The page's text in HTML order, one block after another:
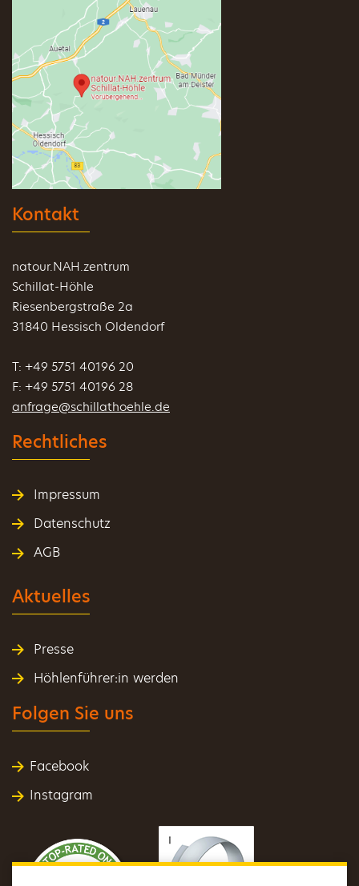
Kontakt
natour.NAH.zentrum
Schillat-Höhle
Riesenbergstraße 2a
31840 Hessisch Oldendorf
T: +49 5751 40196 20
F: +49 5751 40196 28
anfrage@schillathoehle.de
Rechtliches
Impressum
Datenschutz
AGB
Aktuelles
Presse
Höhlenführer:in werden
Folgen Sie uns
Facebook
Instagram